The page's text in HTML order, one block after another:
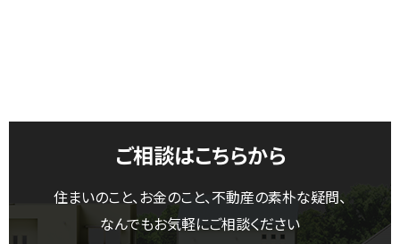
ご相談はこちらから
住まいのこと、お金のこと、不動産の素朴な疑問、
なんでもお気軽にご相談ください